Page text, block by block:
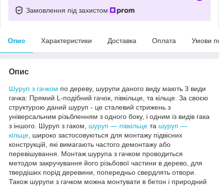
Замовлення під захистом
Опис Характеристики Доставка Оплата Умови
Опис
Шуруп з гачком по дереву, шурупи даного виду мають 3 види
гачка: Прямий L-подібний гачок, півкільце, та кільце. За своєю
структурою даний шуруп - це сталевий стрижень з
універсальним різьбленням з одного боку, і одним із видів гака
з іншого. Шуруп з гаком, шуруп ― півкільце та шуруп ―
кільце , широко застосовуються для монтажу підвісних
конструкцій, які вимагають частого демонтажу або
перевішування. Монтаж шурупа з гачком проводиться
методом закручування його різьбової частини в дерево, для
твердіших порід деревини, попередньо свердлять отвори.
Також шурупи з гачком можна монтувати в бетон і природний